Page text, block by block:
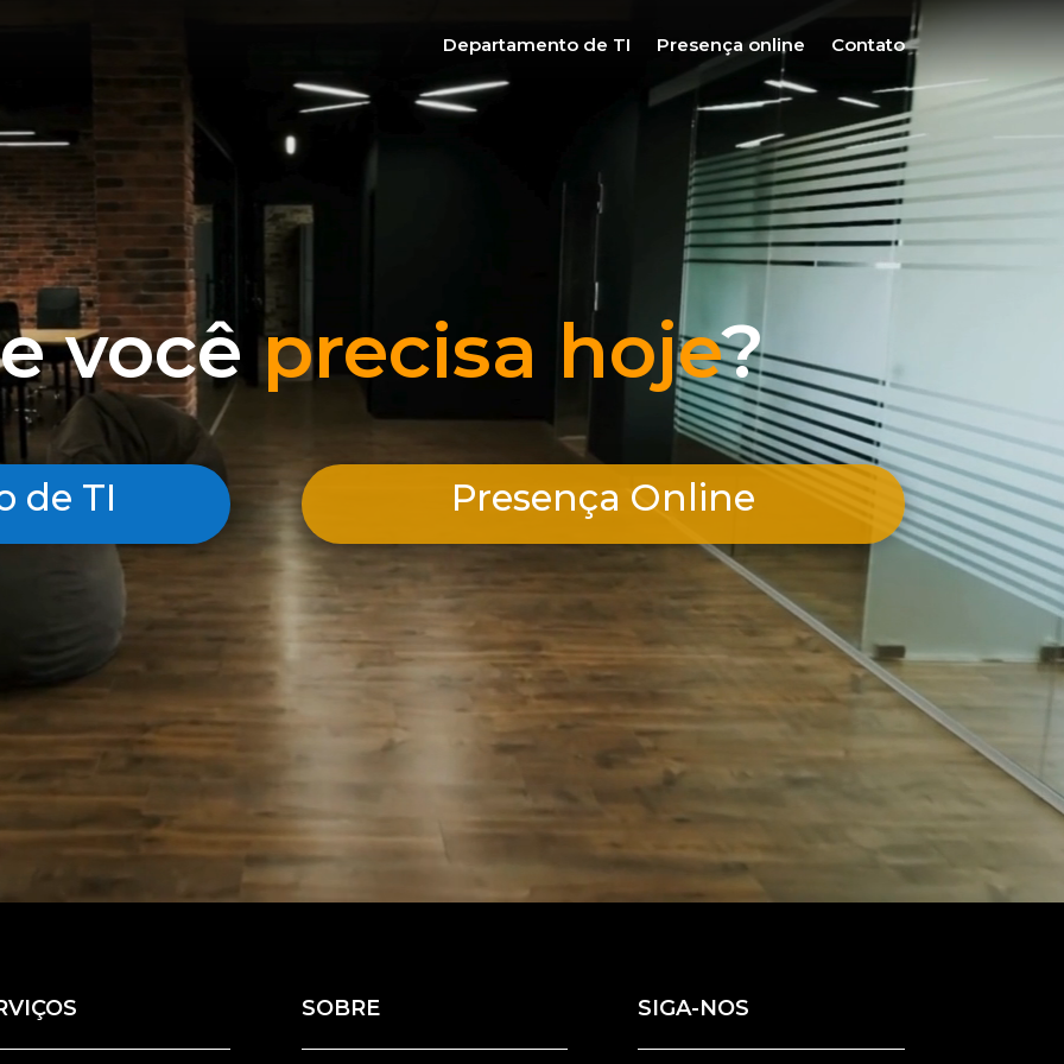
Departamento de TI Presença online Contato
vocêprecisa hoje?
de TI Presença Online
SOBRE SIGA-NOS